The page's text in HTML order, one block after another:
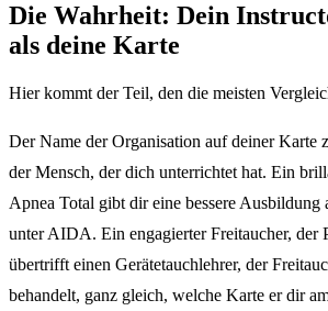
Die Wahrheit: Dein
als deine Karte
Hier kommt der Teil, den die meisten
Der Name der Organisation auf deiner Karte
der Mensch, der dich unterrichtet hat. Ein
Apnea Total gibt dir eine bessere Ausbildung
unter AIDA. Ein engagierter Freitaucher, der
übertrifft einen Gerätetauchlehrer, der
behandelt, ganz gleich, welche Karte er dir